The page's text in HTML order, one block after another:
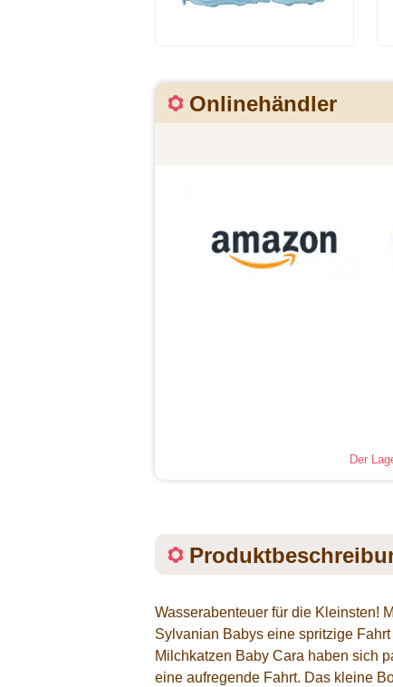
Onlinehändler
Der
Wasserabenteuer für die Kleinsten!
Sylvanian Babys eine spritzige
Milchkatzen Baby Cara haben sich
eine aufregende Fahrt. Das kleine